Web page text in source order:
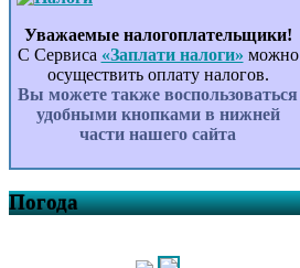
Уважаемые налогоплательщики!
С Сервиса «Заплати налоги» можно
осуществить оплату налогов.
Вы можете также воспользоваться
удобными кнопками в нижней
части нашего сайта
Погода